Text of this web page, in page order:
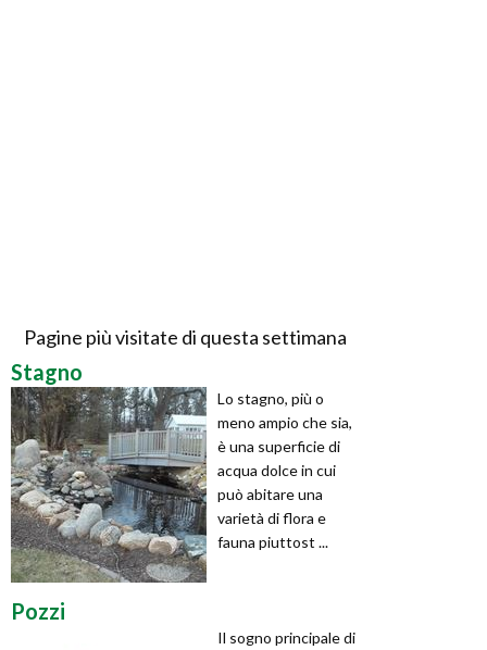
Pagine più visitate di questa settimana
Stagno
Lo stagno, più o
meno ampio che sia,
è una superficie di
acqua dolce in cui
può abitare una
varietà di flora e
fauna piuttost ...
Pozzi
Il sogno principale di